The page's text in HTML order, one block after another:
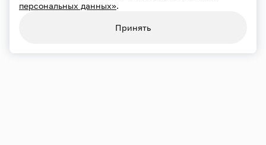
персональных данных».
Принять